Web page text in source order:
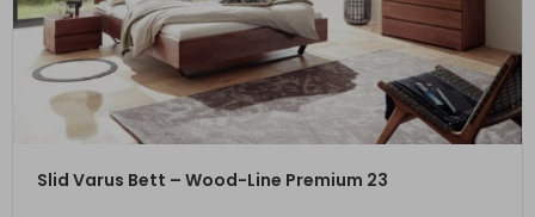
ZUM PRODUKT
Slid Varus Bett – Wood-Line Premium 23